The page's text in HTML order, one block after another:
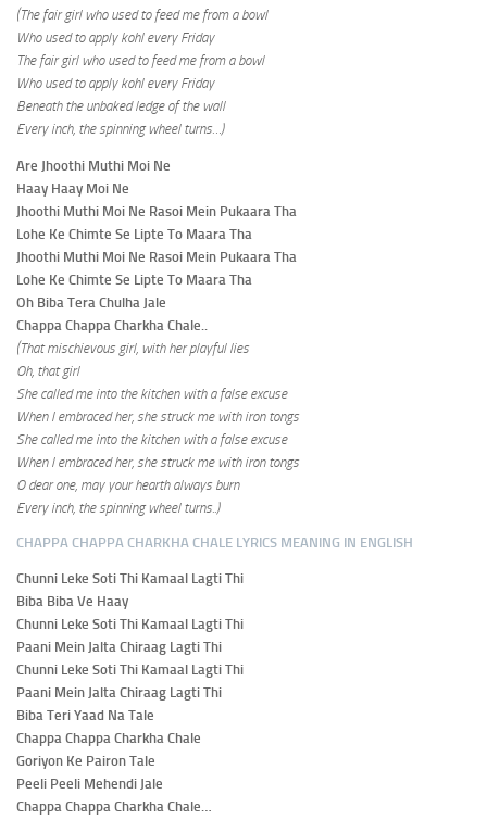
(The fair girl who used to feed me from a bowl
Who used to apply kohl every Friday
The fair girl who used to feed me from a bowl
Who used to apply kohl every Friday
Beneath the unbaked ledge of the wall
Every inch, the spinning wheel turns…)
Are Jhoothi Muthi Moi Ne
Haay Haay Moi Ne
Jhoothi Muthi Moi Ne Rasoi Mein Pukaara Tha
Lohe Ke Chimte Se Lipte To Maara Tha
Jhoothi Muthi Moi Ne Rasoi Mein Pukaara Tha
Lohe Ke Chimte Se Lipte To Maara Tha
Oh Biba Tera Chulha Jale
Chappa Chappa Charkha Chale..
(That mischievous girl, with her playful lies
Oh, that girl
She called me into the kitchen with a false excuse
When I embraced her, she struck me with iron tongs
She called me into the kitchen with a false excuse
When I embraced her, she struck me with iron tongs
O dear one, may your hearth always burn
Every inch, the spinning wheel turns..)
CHAPPA CHAPPA CHARKHA CHALE LYRICS MEANING IN ENGLISH
Chunni Leke Soti Thi Kamaal Lagti Thi
Biba Biba Ve Haay
Chunni Leke Soti Thi Kamaal Lagti Thi
Paani Mein Jalta Chiraag Lagti Thi
Chunni Leke Soti Thi Kamaal Lagti Thi
Paani Mein Jalta Chiraag Lagti Thi
Biba Teri Yaad Na Tale
Chappa Chappa Charkha Chale
Goriyon Ke Pairon Tale
Peeli Peeli Mehendi Jale
Chappa Chappa Charkha Chale…